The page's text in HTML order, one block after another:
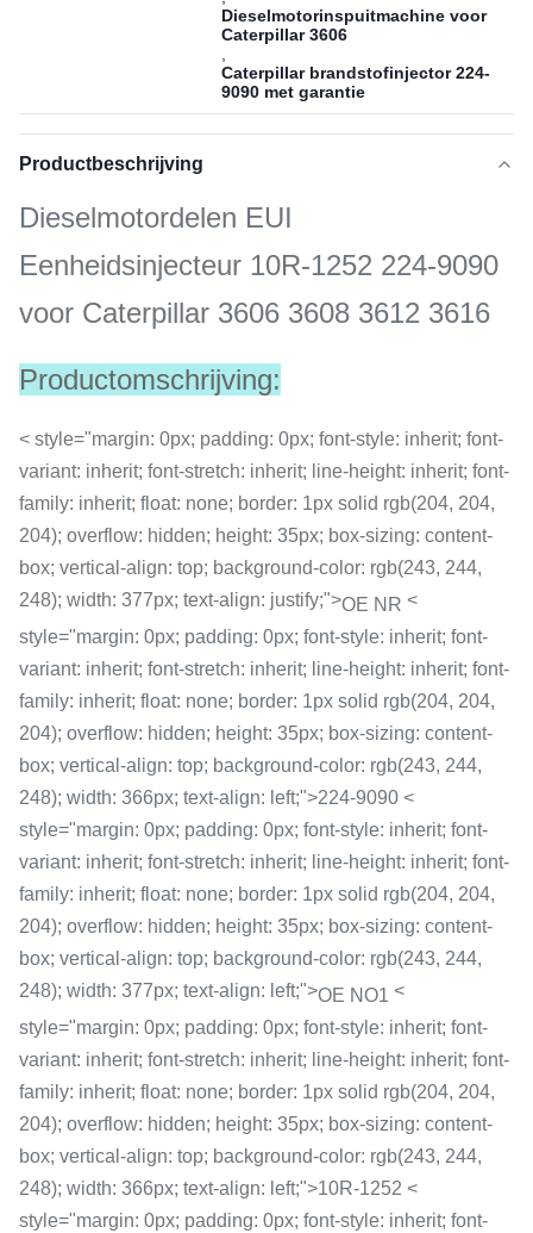
Dieselmotorinspuitmachine voor
Caterpillar 3606
Caterpillar brandstofinjector 224-
9090 met garantie
Productbeschrijving
Dieselmotordelen EUI
Eenheidsinjecteur 10R-1252 224-9090
voor Caterpillar 3606 3608 3612 3616
Productomschrijving:
< style="margin: 0px; padding: 0px; font-style: inherit; font-
variant: inherit; font-stretch: inherit; line-height: inherit; font-
family: inherit; float: none; border: 1px solid rgb(204, 204,
204); overflow: hidden; height: 35px; box-sizing: content-
box; vertical-align: top; background-color: rgb(243, 244,
248); width: 377px; text-align: justify;">OE NR <
style="margin: 0px; padding: 0px; font-style: inherit; font-
variant: inherit; font-stretch: inherit; line-height: inherit; font-
family: inherit; float: none; border: 1px solid rgb(204, 204,
204); overflow: hidden; height: 35px; box-sizing: content-
box; vertical-align: top; background-color: rgb(243, 244,
248); width: 366px; text-align: left;">224-9090 <
style="margin: 0px; padding: 0px; font-style: inherit; font-
variant: inherit; font-stretch: inherit; line-height: inherit; font-
family: inherit; float: none; border: 1px solid rgb(204, 204,
204); overflow: hidden; height: 35px; box-sizing: content-
box; vertical-align: top; background-color: rgb(243, 244,
248); width: 377px; text-align: left;">OE NO1 <
style="margin: 0px; padding: 0px; font-style: inherit; font-
variant: inherit; font-stretch: inherit; line-height: inherit; font-
family: inherit; float: none; border: 1px solid rgb(204, 204,
204); overflow: hidden; height: 35px; box-sizing: content-
box; vertical-align: top; background-color: rgb(243, 244,
248); width: 366px; text-align: left;">10R-1252 <
style="margin: 0px; padding: 0px; font-style: inherit; font-